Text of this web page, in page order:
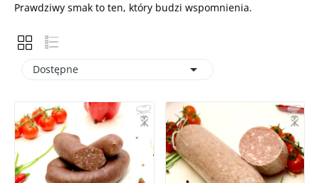
Prawdziwy smak to ten, który budzi wspomnienia.
Dostępne 